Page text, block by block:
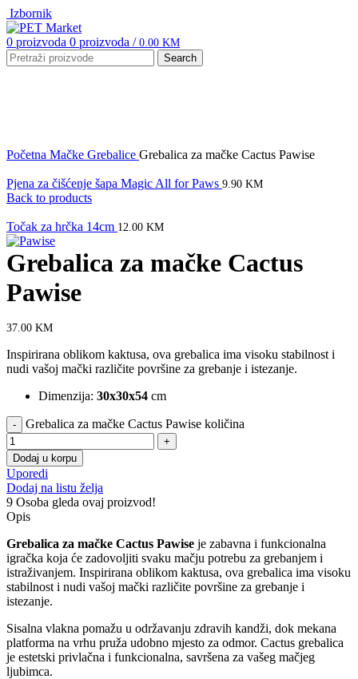
Izbornik
0 proizvoda 0 proizvoda / 0.00 KM
Search
Početna Mačke Grebalice Grebalica za mačke Cactus Pawise
Pjena za čišćenje šapa Magic All for Paws 9.90 KM
Back to products
Točak za hrčka 14cm 12.00 KM
Grebalica za mačke Cactus
Pawise
37.00 KM
Inspirirana oblikom kaktusa, ova grebalica ima visoku stabilnost i
nudi vašoj mački različite površine za grebanje i istezanje.
Dimenzija: 30x30x54 cm
Grebalica za mačke Cactus Pawise količina
Dodaj u korpu
Uporedi
Dodaj na listu želja
9 Osoba gleda ovaj proizvod!
Opis
Grebalica za mačke Cactus Pawise je zabavna i funkcionalna
igračka koja će zadovoljiti svaku mačju potrebu za grebanjem i
istraživanjem. Inspirirana oblikom kaktusa, ova grebalica ima visoku
stabilnost i nudi vašoj mački različite površine za grebanje i
istezanje.
Sisalna vlakna pomažu u održavanju zdravih kandži, dok mekana
platforma na vrhu pruža udobno mjesto za odmor. Cactus grebalica
je estetski privlačna i funkcionalna, savršena za vašeg mačjeg
ljubimca.